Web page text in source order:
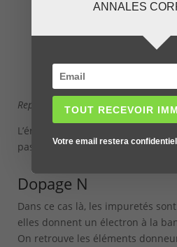
Representation des bandes d’énergie
L’énergie à fournir aux électrons
passer legapest doncplus faible
Dopage N
Dans ce cas là, les impuretés
elles donnent un électron à la
On retrouve les éléments
ANNALES
TOUT RECEVOIR
Votre email restera